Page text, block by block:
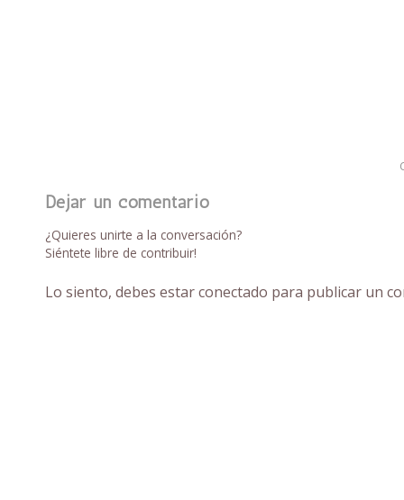
Dejar un comentario
¿Quieres unirte a la conversación?
Siéntete libre de contribuir!
Lo siento, debes estarconectado para publicar un